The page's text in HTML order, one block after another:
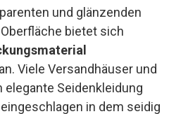
und glänzenden
bietet sich
an. Viele Versandhäuser und
Seidenkleidung
in dem seidig